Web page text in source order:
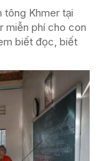
tông Khmer tại
miễn phí cho con
biết đọc, biết